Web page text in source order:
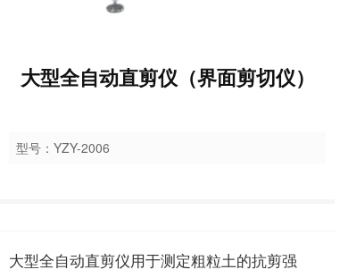
大型全自动直剪仪（界面剪切仪）
型号：YZY-2006
大型全自动直剪仪用于测定粗粒土的抗剪强